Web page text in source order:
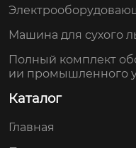
Машина для сухого
Полный комплект
ии промышленного
Каталог
Главная